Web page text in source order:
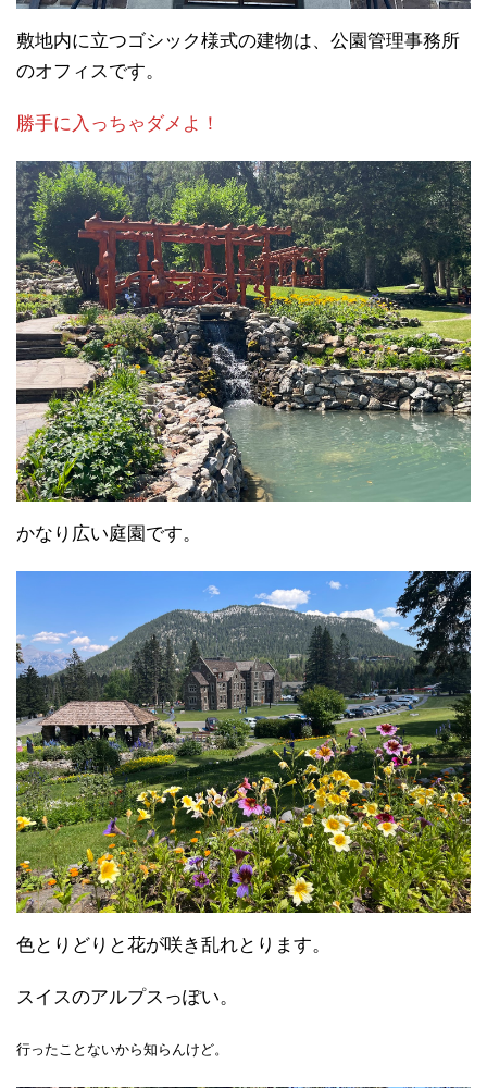
敷地内に立つゴシック様式の建物は、公園管理事務所
のオフィスです。
勝手に入っちゃダメよ！
かなり広い庭園です。
色とりどりと花が咲き乱れとります。
スイスのアルプスっぽい。
行ったことないから知らんけど。